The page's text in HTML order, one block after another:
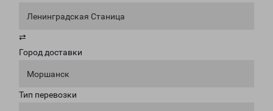
Ленинградская Станица
⇄
Город доставки
Моршанск
Тип перевозки